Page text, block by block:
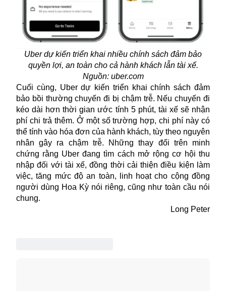
Uber dự kiến triển khai nhiều chính sách đảm bảo
quyền lợi, an toàn cho cả hành khách lẫn tài xế.
Nguồn: uber.com
Cuối cùng, Uberdự kiến triển khai chính sách đảm
bảo bồi thường chuyến đi bị chậm trễ. Nếu chuyến đi
kéo dài hơn thời gian ước tính 5 phút, tài xế sẽ nhận
phí chi trả thêm. Ở một số trường hợp, chi phí này có
thể tính vào hóa đơn của hành khách, tùy theo nguyên
nhân gây ra chậm trễ. Những thay đổi trên minh
chứng rằng Uber đang tìm cách mở rộng cơ hội thu
nhập đối với tài xế, đồng thời cải thiện điều kiện làm
việc, tăng mức độ an toàn, linh hoạt cho cộng đồng
người dùng Hoa Kỳ nói riêng, cũng như toàn cầu nói
chung.
Long Peter